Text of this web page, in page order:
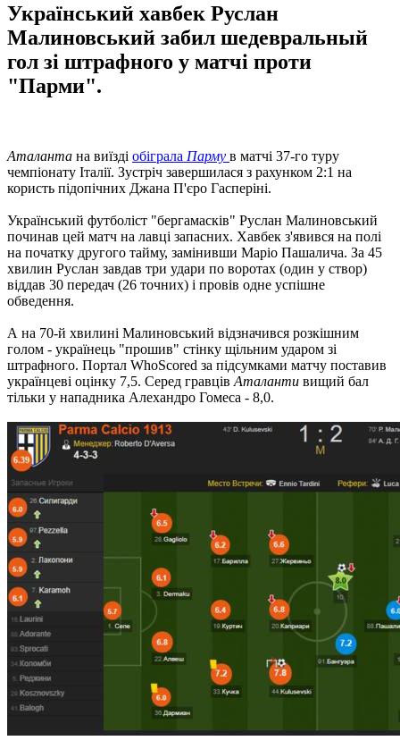
Український хавбек Руслан
Малиновський забил шедевральный
гол зі штрафного у матчі проти
"Парми".
Аталанта на виїзді обіграла Парму в матчі 37-го туру
чемпіонату Італії. Зустріч завершилася з рахунком 2:1 на
користь підопічних Джана П'єро Гасперіні.
Український футболіст "бергамасків" Руслан Малиновський
починав цей матч на лавці запасних. Хавбек з'явився на полі
на початку другого тайму, замінивши Маріо Пашалича. За 45
хвилин Руслан завдав три удари по воротах (один у створ)
віддав 30 передач (26 точних) і провів одне успішне
обведення.
А на 70-й хвилині Малиновський відзначився розкішним
голом - українець "прошив" стінку щільним ударом зі
штрафного. Портал WhoScored за підсумками матчу поставив
українцеві оцінку 7,5. Серед гравців Аталанти вищий бал
тільки у нападника Алехандро Гомеса - 8,0.